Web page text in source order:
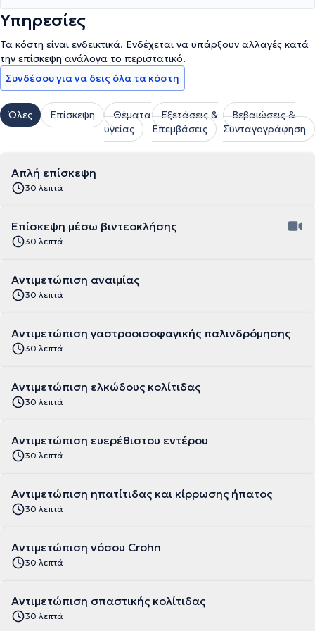
Υπηρεσίες
Τα κόστη είναι ενδεικτικά. Ενδέχεται να υπάρξουν αλλαγές κατά
την επίσκεψη ανάλογα το περιστατικό.
Συνδέσου για να δεις όλα τα κόστη
Όλες Επίσκεψη
Θέματα
υγείας
Εξετάσεις &
Επεμβάσεις
Βεβαιώσεις &
Συνταγογράφηση
Απλή επίσκεψη
30 λεπτά
Επίσκεψη μέσω βιντεοκλήσης
30 λεπτά
Αντιμετώπιση αναιμίας
30 λεπτά
Αντιμετώπιση γαστροοισοφαγικής παλινδρόμησης
30 λεπτά
Αντιμετώπιση ελκώδους κολίτιδας
30 λεπτά
Αντιμετώπιση ευερέθιστου εντέρου
30 λεπτά
Αντιμετώπιση ηπατίτιδας και κίρρωσης ήπατος
30 λεπτά
Αντιμετώπιση νόσου Crohn
30 λεπτά
Αντιμετώπιση σπαστικής κολίτιδας
30 λεπτά